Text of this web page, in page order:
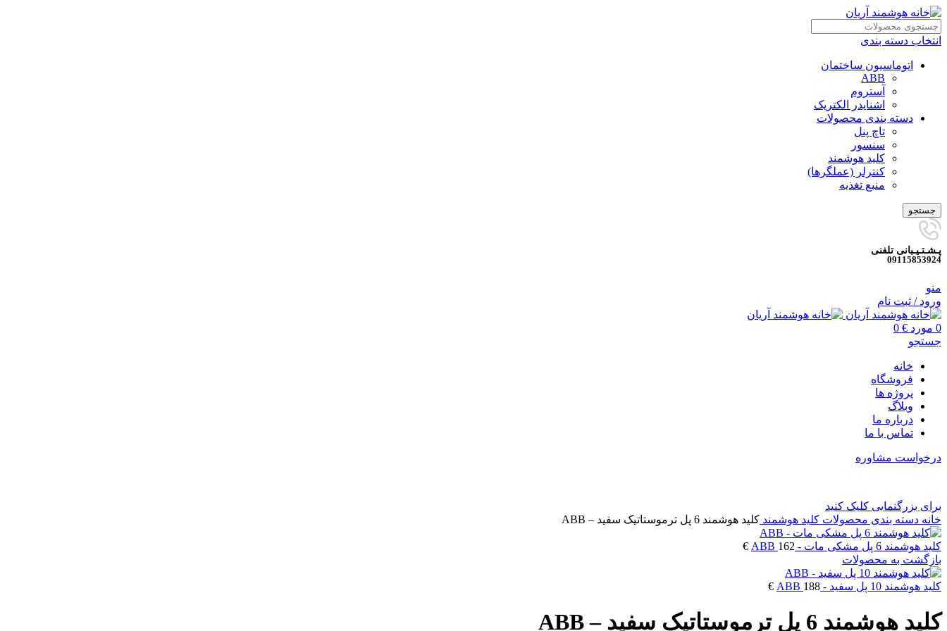
انتخاب دسته بندی
اتوماسیون ساختمان
ABB
آستروم
اشنایدر الکتریک
دسته بندی محصولات
تاچ پنل
سنسور
کلید هوشمند
کنترلر (عملگرها)
منبع تغذیه
جستجو
پـشـتـیـبانی تلفنی
09115853924
منو
ورود / ثبت نام
0 مورد 0 €
جستجو
خانه
فروشگاه
پروژه ها
وبلاگ
درباره ما
تماس با ما
درخواست مشاوره
برای بزرگنمایی کلیک کنید
خانه دسته بندی محصولات کلید هوشمند کلید هوشمند 6 پل ترموستاتیک سفید – ABB
کلید هوشمند 6 پل مشکی مات - ABB 162
€
بازگشت به محصولات
کلید هوشمند 10 پل سفید - ABB 188
€
کلید هوشمند 6 پل ترموستاتیک سفید – ABB